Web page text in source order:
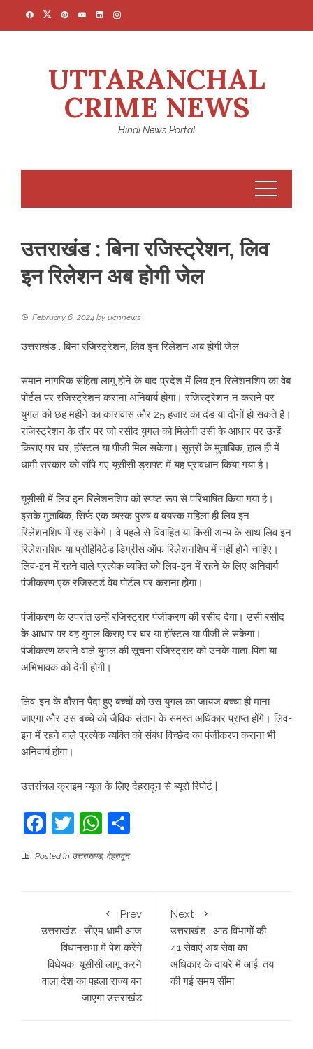
UTTARANCHAL
CRIME NEWS
Hindi News Portal
उत्तराखंड : बिना रजिस्ट्रेशन, लिव
इन रिलेशन अब होगी जेल
February 6, 2024 by ucnnews
उत्तराखंड : बिना रजिस्ट्रेशन, लिव इन रिलेशन अब होगी जेल
समान नागरिक संहिता लागू होने के बाद प्रदेश में लिव इन रिलेशनशिप का वेब
पोर्टल पर रजिस्ट्रेशन कराना अनिवार्य होगा। रजिस्ट्रेशन न कराने पर
युगल को छह महीने का कारावास और 25 हजार का दंड या दोनों हो सकते हैं।
रजिस्ट्रेशन के तौर पर जो रसीद युगल को मिलेगी उसी के आधार पर उन्हें
किराए पर घर, हॉस्टल या पीजी मिल सकेगा। सूत्रों के मुताबिक, हाल ही में
धामी सरकार को सौंपे गए यूसीसी ड्राफ्ट में यह प्रावधान किया गया है।
यूसीसी में लिव इन रिलेशनशिप को स्पष्ट रूप से परिभाषित किया गया है।
इसके मुताबिक, सिर्फ एक व्यस्क पुरुष व वयस्क महिला ही लिव इन
रिलेशनशिप में रह सकेंगे। वे पहले से विवाहित या किसी अन्य के साथ लिव इन
रिलेशनशिप या प्रोहिबिटेड डिग्रीस ऑफ रिलेशनशिप में नहीं होने चाहिए।
लिव-इन में रहने वाले प्रत्येक व्यक्ति को लिव-इन में रहने के लिए अनिवार्य
पंजीकरण एक रजिस्टर्ड वेब पोर्टल पर कराना होगा।
पंजीकरण के उपरांत उन्हें रजिस्ट्रार पंजीकरण की रसीद देगा। उसी रसीद
के आधार पर वह युगल किराए पर घर या हॉस्टल या पीजी ले सकेगा।
पंजीकरण कराने वाले युगल की सूचना रजिस्ट्रार को उनके माता-पिता या
अभिभावक को देनी होगी।
लिव-इन के दौरान पैदा हुए बच्चों को उस युगल का जायज बच्चा ही माना
जाएगा और उस बच्चे को जैविक संतान के समस्त अधिकार प्राप्त होंगे। लिव-
इन में रहने वाले प्रत्येक व्यक्ति को संबंध विच्छेद का पंजीकरण कराना भी
अनिवार्य होगा।
उत्तरांचल क्राइम न्यूज़ के लिए देहरादून से ब्यूरो रिपोर्ट |
Facebook
TwitterWhatsApp
Posted in उत्तराखण्ड, देहरादून
Prev
उत्तराखंड : सीएम धामी आज
व‍िधानसभा में पेश करेंगे
व‍िधेयक, यूसीसी लागू करने
वाला देश का पहला राज्य बन
जाएगा उत्तराखंड
Next
उत्तराखंड : आठ विभागों की
41 सेवाएं अब सेवा का
अधिकार के दायरे में आई, तय
की गई समय सीमा